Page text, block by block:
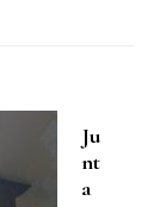
Ju
nt
a